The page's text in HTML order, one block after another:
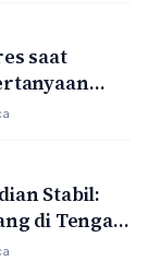
saat
Keluarga
Stabil:
di Tengah